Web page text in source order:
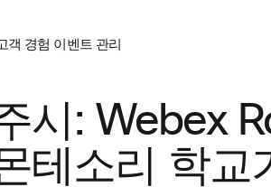
객 경험 이벤트 관리
시: Webex
테소리 학교